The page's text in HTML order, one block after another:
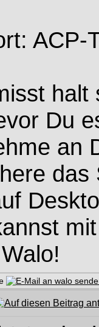
ACP-
halt
Du
an
das